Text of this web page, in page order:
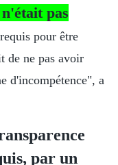
pas
pour être
de ne pas avoir
d'incompétence", a
par un